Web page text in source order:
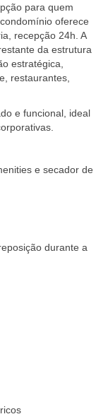
para quem
oferece
recepção 24h. A
da estrutura
estratégica,
restaurantes,
e funcional, ideal
e secador de
durante a